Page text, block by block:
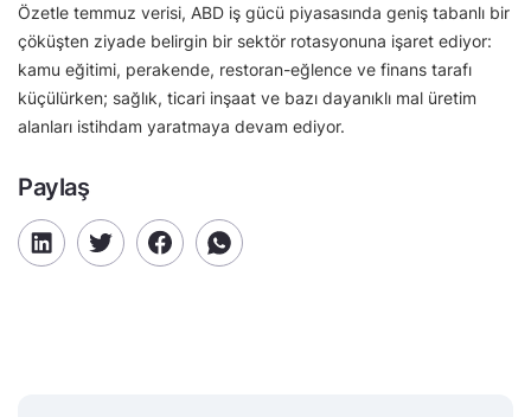
Özetle temmuz verisi, ABD iş gücü piyasasında geniş tabanlı bir
çöküşten ziyade belirgin bir sektör rotasyonuna işaret ediyor:
kamu eğitimi, perakende, restoran-eğlence ve finans tarafı
küçülürken; sağlık, ticari inşaat ve bazı dayanıklı mal üretim
alanları istihdam yaratmaya devam ediyor.
Paylaş